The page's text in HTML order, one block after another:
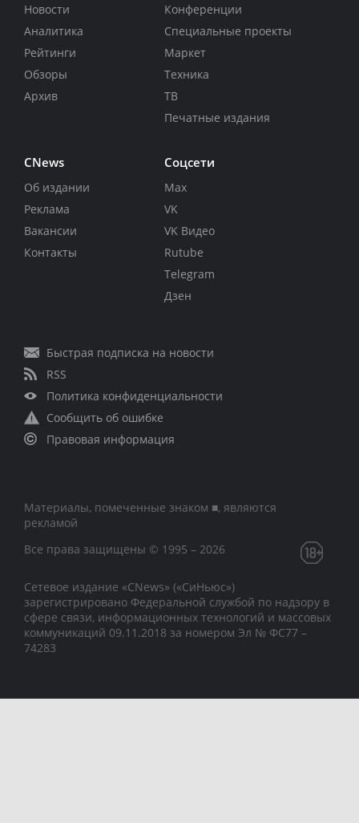
Новости
Аналитика
Рейтинги
Обзоры
Архив
Конференции
Специальные проекты
Маркет
Техника
ТВ
Печатные издания
CNews
Об издании
Реклама
Вакансии
Контакты
Соцсети
Max
VK
VK Видео
Rutube
Telegram
Дзен
Быстрая подписка на новости
RSS
Политика конфиденциальности
Сообщить об ошибке
Правовая информация
Материалы, помеченные знаком ■, являются
рекламой
Все права защищены © 1995 – 2026
Сетевое издание «CNews» («СиНьюс»)
зарегистрировано Федеральной службой по надзору в
сфере связи, информационных технологий и массовых
коммуникаций 09.11.2018 за номером Эл № ФС77 –
74283